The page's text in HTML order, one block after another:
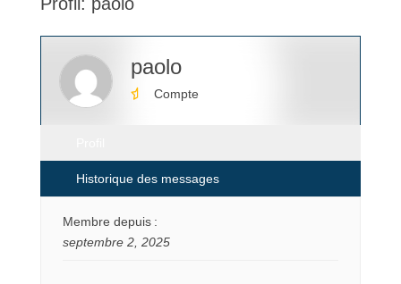
ici :
paolo
Compte
Historique des messages
Membre depuis :
septembre 2, 2025